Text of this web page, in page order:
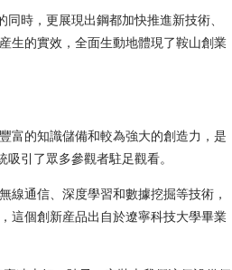
時，更展現出鋼都加快推進新技術、
生的實效，全面生動地體現了鞍山創業
的知識儲備和較為強大的創造力，是
引了眾多參觀者駐足觀看。
通信、深度學習和數據挖掘等技術，
這個創新産品出自於遼寧科技大學畢業